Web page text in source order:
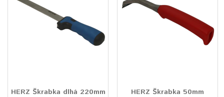
HERZ Škrabka dlhá 220mm HERZ Škrabka 50mm